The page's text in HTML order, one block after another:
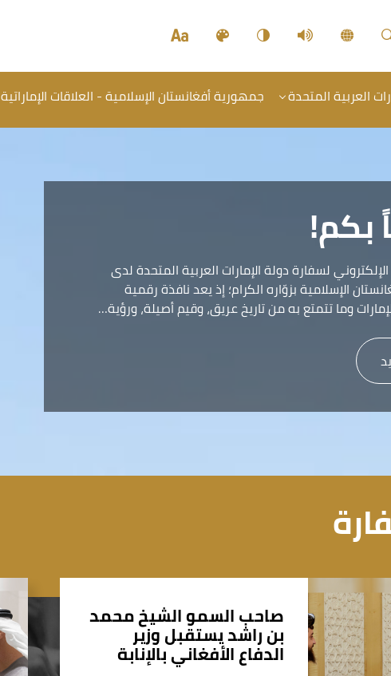
العربية المتحدة جمهورية أفغانستان الإسلامية - العلاقات الإماراتية
بكم!
لسفارة دولة الإمارات العربية المتحدة لدى
الإسلامية بزوّاره الكرام؛ إذ يعد نافذة رقمية
وما تتمتع به من تاريخ عريق، وقيم أصيلة، ورؤية…
صاحب السمو الشيخ محمد
بن راشد يستقبل وزير
الدفاع الأفغاني بالإنابة